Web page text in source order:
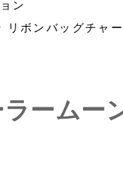
ン
リボンバッグチャ
ームー